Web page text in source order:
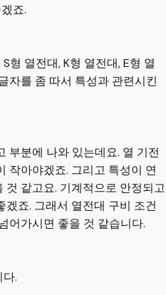
죠.
형 열전대, K형 열전대, E형 열
자를 좀 따서 특성과 관련시킨
부분에 나와 있는데요. 열 기전
작아야겠죠. 그리고 특성이 연
같고요. 기계적으로 안정되고
죠. 그래서 열전대 구비 조건
어가시면 좋을 것 같습니다.
.